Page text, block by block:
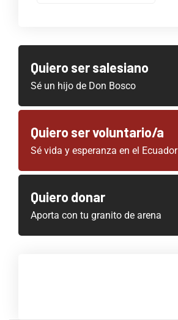
Quiero ser salesiano
Sé un hijo de Don Bosco
Quiero ser voluntario/a
Sé vida y esperanza en el Ecuador
Quiero donar
Aporta con tu granito de arena